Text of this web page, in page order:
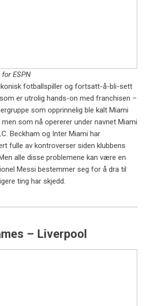
ESPN
fotballspiller og fortsatt-å-bli-sett
er utrolig hands-on med franchisen –
som opprinnelig ble kalt Miami
men som nå opererer under navnet Miami
Beckham og Inter Miami har
fulle av kontroverser siden klubbens
alle disse problemene kan være en
Messi bestemmer seg for å dra til
ting har skjedd.
– Liverpool